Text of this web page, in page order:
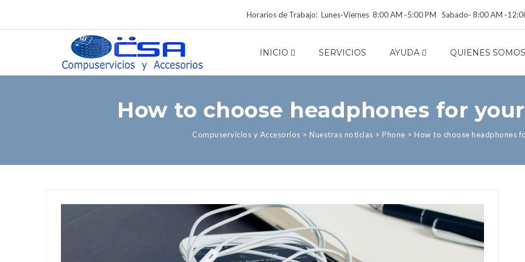
Horarios de Trabajo: Lunes‑Viernes 8:00 AM ‑5:00 PM Sabado‑ 8:00 AM
INICIO SERVICIOS AYUDA QUIENES SOMOS
How to choose headphones for
Compuservicios y Accesorios > Nuestras noticias > Phone > How to choose headphones